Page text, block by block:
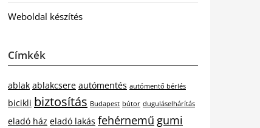
Weboldal készítés
Címkék
ablak ablakcsere autómentés autómentő bérlés
bicikli biztosítás Budapest bútor duguláselhárítás
eladó ház eladó lakás fehérnemű gumi